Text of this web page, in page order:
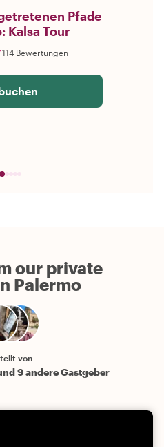
Pfade
Kalsa Tour
114 Bewertungen
our private
Palermo
von
9 andere Gastgeber